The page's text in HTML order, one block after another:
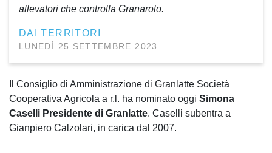
allevatori che controlla Granarolo.
DAI TERRITORI
LUNEDÌ 25 SETTEMBRE 2023
Il Consiglio di Amministrazione di Granlatte Società
Cooperativa Agricola a r.l. ha nominato oggi Simona
Caselli Presidente di Granlatte. Caselli subentra a
Gianpiero Calzolari, in carica dal 2007.